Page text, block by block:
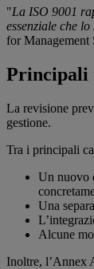
"La ISO 9001
essenziale che
for
Principali
La revisione
gestione.
Tra i principali
Un nuovo
Una
Alcune
Inoltre, l’Annex